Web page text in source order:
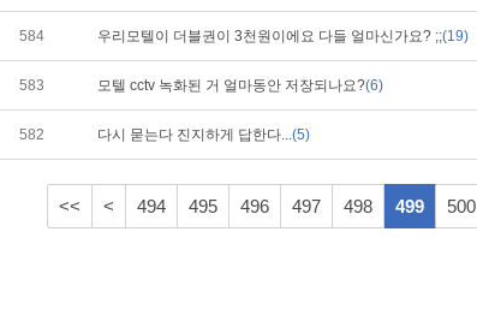
584 우리모텔이 더블권이 3천원이에요 다들 얼마신가요? ;;(19)
583 모텔 cctv 녹화된 거 얼마동안 저장되나요?(6)
582 다시 묻는다 진지하게 답한다...(5)
<< < 494 495 496 497 498 499 500